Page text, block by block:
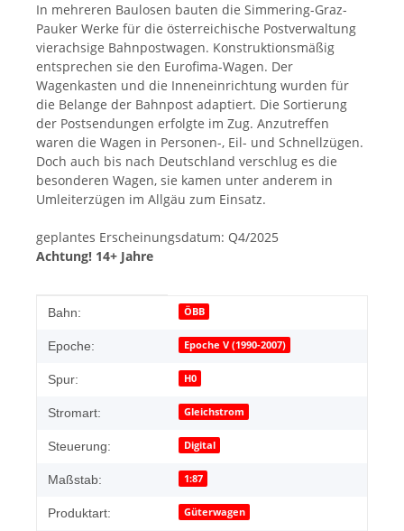
In mehreren Baulosen bauten die Simmering-Graz-
Pauker Werke für die österreichische Postverwaltung
vierachsige Bahnpostwagen. Konstruktionsmäßig
entsprechen sie den Eurofima-Wagen. Der
Wagenkasten und die Inneneinrichtung wurden für
die Belange der Bahnpost adaptiert. Die Sortierung
der Postsendungen erfolgte im Zug. Anzutreffen
waren die Wagen in Personen-, Eil- und Schnellzügen.
Doch auch bis nach Deutschland verschlug es die
besonderen Wagen, sie kamen unter anderem in
Umleiterzügen im Allgäu zum Einsatz.
geplantes Erscheinungsdatum: Q4/2025
Achtung! 14+ Jahre
Produkteigenschaft
Wert
Bahn: ÖBB
Epoche: Epoche V (1990-2007)
Spur: H0
Stromart: Gleichstrom
Steuerung: Digital
Maßstab: 1:87
Produktart: Güterwagen